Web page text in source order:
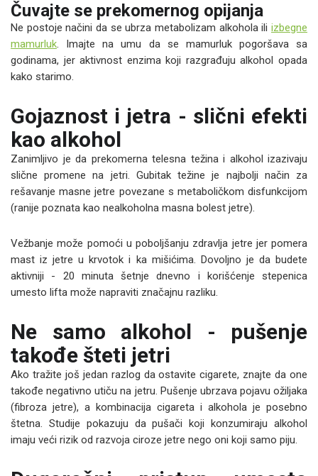
Čuvajte se prekomernog opijanja
Ne postoje načini da se ubrza metabolizam alkohola ili izbegne
mamurluk. Imajte na umu da se mamurluk pogoršava sa
godinama, jer aktivnost enzima koji razgrađuju alkohol opada
kako starimo.
Gojaznost i jetra - slični efekti
kao alkohol
Zanimljivo je da prekomerna telesna težina i alkohol izazivaju
slične promene na jetri. Gubitak težine je najbolji način za
rešavanje masne jetre povezane s metaboličkom disfunkcijom
(ranije poznata kao nealkoholna masna bolest jetre).
Vežbanje može pomoći u poboljšanju zdravlja jetre jer pomera
mast iz jetre u krvotok i ka mišićima. Dovoljno je da budete
aktivniji - 20 minuta šetnje dnevno i korišćenje stepenica
umesto lifta može napraviti značajnu razliku.
Ne samo alkohol - pušenje
takođe šteti jetri
Ako tražite još jedan razlog da ostavite cigarete, znajte da one
takođe negativno utiču na jetru. Pušenje ubrzava pojavu ožiljaka
(fibroza jetre), a kombinacija cigareta i alkohola je posebno
štetna. Studije pokazuju da pušači koji konzumiraju alkohol
imaju veći rizik od razvoja ciroze jetre nego oni koji samo piju.